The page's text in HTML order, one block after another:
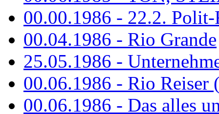
00.00.1986 - 22.2.
00.04.1986 - Rio Grande
25.05.1986 -
00.06.1986 - Rio Reiser
00.06.1986 - Das alles